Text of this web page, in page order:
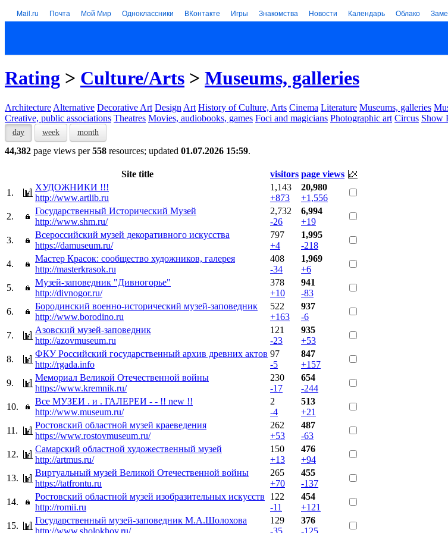
Mail.ru Почта Мой Мир Одноклассники ВКонтакте Игры Знакомства Новости Календарь Облако
Rating > Culture/Arts > Museums, galleries
Architecture Alternative Decorative Art Design Art History of Culture, Arts Cinema Literature Museums, galleries
Creative, public associations Theatres Movies, audiobooks, games Foci and magicians Photographic art Circus Show
day week month
44,382 page views per558 resources; updated 01.07.2026 15:59.
Site title visitors page views
1.
ХУДОЖНИКИ !!!
http://www.artlib.ru
1,143
+873
20,980
+1,556
2.
Государственный Исторический Музей
http://www.shm.ru/
2,732
-26
6,994
+19
3.
Всероссийский музей декоративного искусства
https://damuseum.ru/
797
+4
1,995
-218
4.
Мастер Красок: сообщество художников, галерея
http://masterkrasok.ru
408
-34
1,969
+6
5.
Музей-заповедник "Дивногорье"
http://divnogor.ru/
378
+10
941
-83
6.
Бородинский военно-исторический музей-заповедник
http://www.borodino.ru
522
+163
937
-6
7.
Азовский музей-заповедник
http://azovmuseum.ru
121
-23
935
+53
8.
ФКУ Российский государственный архив древних актов
http://rgada.info
97
-5
847
+157
9.
Мемориал Великой Отечественной войны
https://www.kremnik.ru/
230
-17
654
-244
10.
Все МУЗЕИ . и . ГАЛЕРЕИ - - !! new !!
http://www.museum.ru/
2
-4
513
+21
11.
Ростовский областной музей краеведения
https://www.rostovmuseum.ru/
262
+53
487
-63
12.
Самарский областной художественный музей
http://artmus.ru/
150
+13
476
+94
13.
Виртуальный музей Великой Отечественной войны
https://tatfrontu.ru
265
+70
455
-137
14.
Ростовский областной музей изобразительных искусств
http://romii.ru
122
-11
454
+121
15.
Государственный музей-заповедник М.А.Шолохова
http://www.sholokhov.ru/
129
-35
376
-125